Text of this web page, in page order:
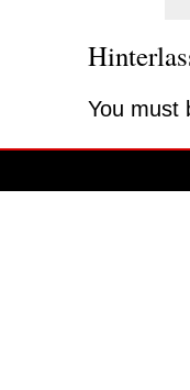
You must